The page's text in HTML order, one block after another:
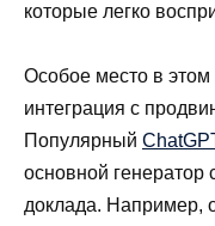
которые легко
Особое место в этом
интеграция с
Популярный
основной генератор
доклада. Например,